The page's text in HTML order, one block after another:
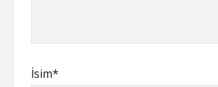
İsim*